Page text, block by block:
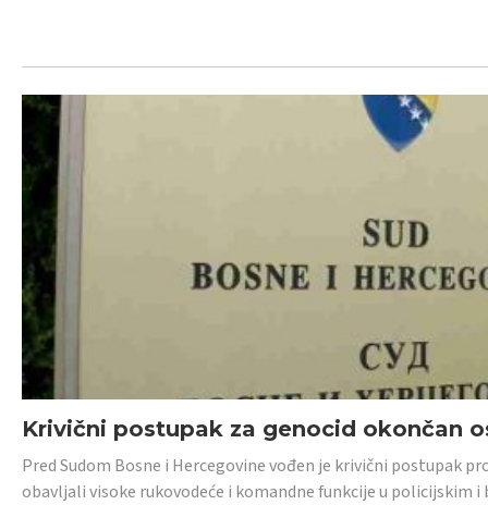
Krivični postupak za genocid okončan
Pred Sudom Bosne i Hercegovine vođen je krivični postupak
obavljali visoke rukovodeće i komandne funkcije u policijskim